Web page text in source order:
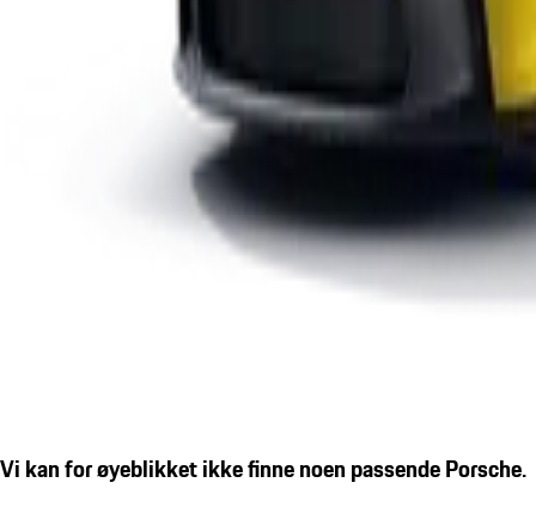
Vi kan for øyeblikket ikke finne noen passende Porsche.